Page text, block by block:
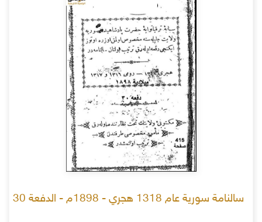
سالنامة سورية عام 1318 هجري - 1898م - الدفعة 30